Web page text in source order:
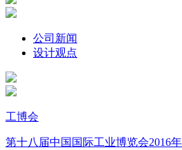
公司新闻
设计观点
工博会
第十八届中国国际工业博览会2016